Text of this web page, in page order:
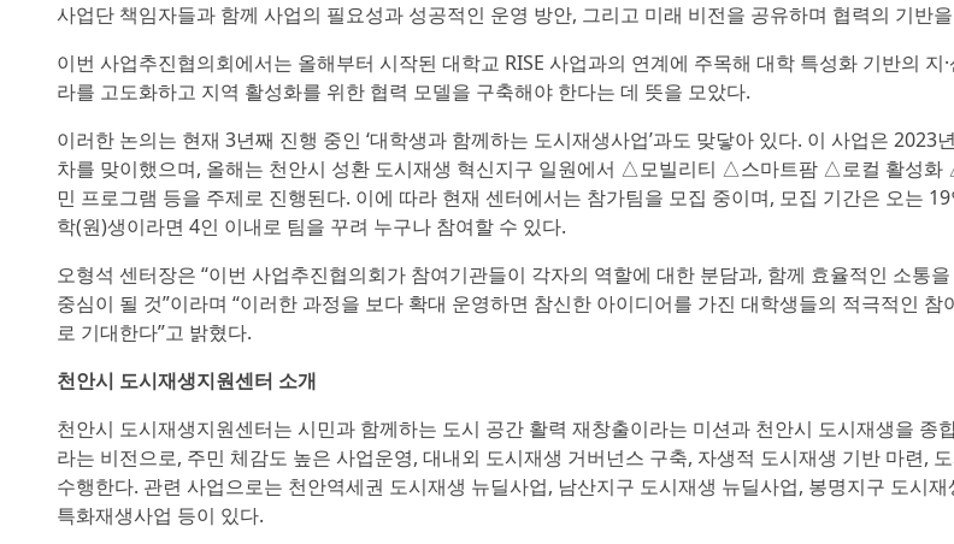
사업단 책임자들과 함께 사업의 필요성과 성공적인 운영 방안, 그리고 미래 비전을 공유하며 협력의 기반
이번 사업추진협의회에서는 올해부터 시작된 대학교 RISE 사업과의 연계에 주목해 대학 특성화 기반의 지·
라를 고도화하고 지역 활성화를 위한 협력 모델을 구축해야 한다는 데 뜻을 모았다.
이러한 논의는 현재 3년째 진행 중인 ‘대학생과 함께하는 도시재생사업’과도 맞닿아 있다. 이 사업은 2023
차를 맞이했으며, 올해는 천안시 성환 도시재생 혁신지구 일원에서 △모빌리티 △스마트팜 △로컬 활성
민 프로그램 등을 주제로 진행된다. 이에 따라 현재 센터에서는 참가팀을 모집 중이며, 모집 기간은 오는
학(원)생이라면 4인 이내로 팀을 꾸려 누구나 참여할 수 있다.
오형석 센터장은 “이번 사업추진협의회가 참여기관들이 각자의 역할에 대한 분담과, 함께 효율적인 소통
중심이 될 것”이라며 “이러한 과정을 보다 확대 운영하면 참신한 아이디어를 가진 대학생들의 적극적인 참
로 기대한다”고 밝혔다.
천안시 도시재생지원센터 소개
천안시 도시재생지원센터는 시민과 함께하는 도시 공간 활력 재창출이라는 미션과 천안시 도시재생을 종
라는 비전으로, 주민 체감도 높은 사업운영, 대내외 도시재생 거버넌스 구축, 자생적 도시재생 기반 마련,
수행한다. 관련 사업으로는 천안역세권 도시재생 뉴딜사업, 남산지구 도시재생 뉴딜사업, 봉명지구 도시
특화재생사업 등이 있다.